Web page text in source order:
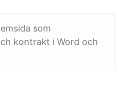
som
kontrakt i Word och